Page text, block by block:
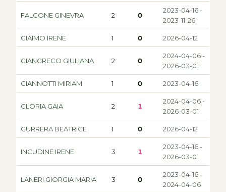
FALCONE GINEVRA 2 0
2023-04-16 -
2023-11-26
GIAIMO IRENE 1 0 2026-04-12
GIANGRECO GIULIANA 2 0
2024-04-06 -
2026-03-01
GIANNOTTI MIRIAM 1 0 2023-04-16
GLORIA GAIA 2 1
2024-04-06 -
2026-03-01
GURRERA BEATRICE 1 0 2026-04-12
INCUDINE IRENE 3 1
2023-04-16 -
2026-03-01
LANERI GIORGIA MARIA 3 0
2023-04-16 -
2024-04-06